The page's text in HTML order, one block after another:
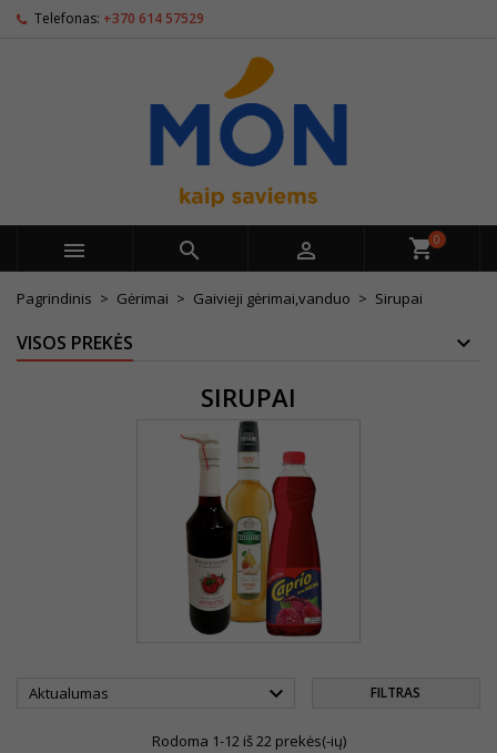
Telefonas: +370 614 57529
   0
Pagrindinis Gėrimai Gaivieji gėrimai,vanduo Sirupai
VISOS PREKĖS
SIRUPAI
Aktualumas  FILTRAS
Rodoma 1-12 iš 22 prekės(-ių)